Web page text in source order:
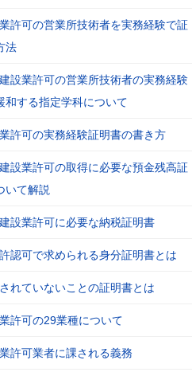
許可の営業所技術者を実務経験で証
法
設業許可の営業所技術者の実務経験
和する指定学科について
許可の実務経験証明書の書き方
設業許可の取得に必要な預金残高証
いて解説
設業許可に必要な納税証明書
認可で求められる身分証明書とは
れていないことの証明書とは
許可の29業種について
許可業者に課される義務